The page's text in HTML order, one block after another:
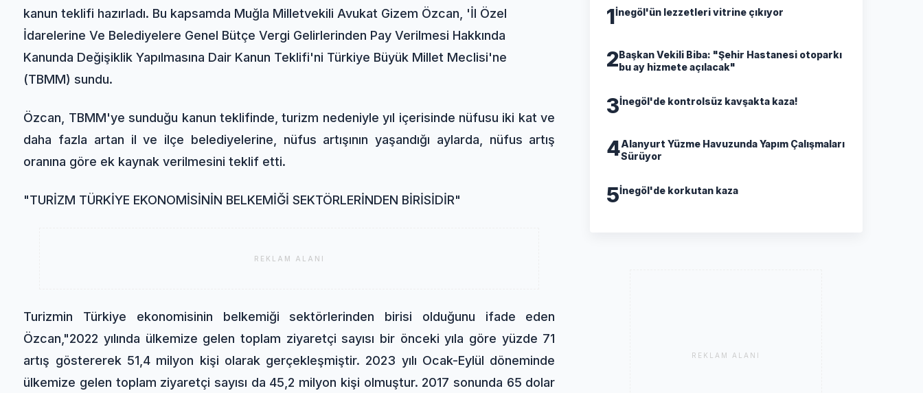
kanun teklifi hazırladı. Bu kapsamda Muğla Milletvekili Avukat Gizem Özcan, 'İl Özel
İdarelerine Ve Belediyelere Genel Bütçe Vergi Gelirlerinden Pay Verilmesi Hakkında
Kanunda Değişiklik Yapılmasına Dair Kanun Teklifi'ni Türkiye Büyük Millet Meclisi'ne
(TBMM) sundu.
Özcan, TBMM'ye sunduğu kanun teklifinde, turizm nedeniyle yıl içerisinde nüfusu iki kat ve
daha fazla artan il ve ilçe belediyelerine, nüfus artışının yaşandığı aylarda, nüfus artış
oranına göre ek kaynak verilmesini teklif etti.
"TURİZM TÜRKİYE EKONOMİSİNİN BELKEMİĞİ SEKTÖRLERİNDEN BİRİSİDİR"
REKLAM ALANI
Turizmin Türkiye ekonomisinin belkemiği sektörlerinden birisi olduğunu ifade eden
Özcan,"2022 yılında ülkemize gelen toplam ziyaretçi sayısı bir önceki yıla göre yüzde 71
artış göstererek 51,4 milyon kişi olarak gerçekleşmiştir. 2023 yılı Ocak-EyIül döneminde
ülkemize gelen toplam ziyaretçi sayısı da 45,2 milyon kişi olmuştur. 2017 sonunda 65 dolar
1İnegöl'ün lezzetleri vitrine çıkıyor
2Başkan Vekili Biba: "Şehir Hastanesi otoparkı
bu ay hizmete açılacak"
3İnegöl'de kontrolsüz kavşakta kaza!
4Alanyurt Yüzme Havuzunda Yapım Çalışmaları
Sürüyor
5İnegöl'de korkutan kaza
REKLAM ALANI